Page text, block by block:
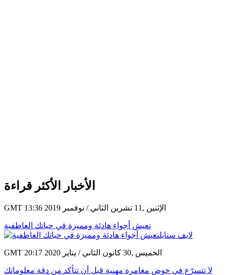
الأخبار الأكثر قراءة
GMT 13:36 2019 الإثنين ,11 تشرين الثاني / نوفمبر
تعيش أجواء هادئة ومميزة في حياتك العاطفية
GMT 20:17 2020 الخميس ,30 كانون الثاني / يناير
لا تتسرّع في خوض مغامرة مهنية قبل أن تتأكد من دقة معلوماتك